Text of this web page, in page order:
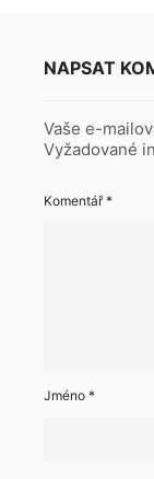
NAPSAT
Vaše e-
Vyžadované
Komentář*
Jméno *